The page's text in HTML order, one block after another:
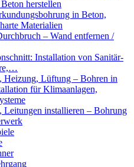
herstellen
in Beton,
Materialien
– Wand entfernen /
Installation von Sanitär-
Heizung, Lüftung – Bohren in
für Klimaanlagen,
Leitungen installieren – Bohrung